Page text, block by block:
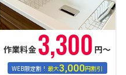
作業料金 3,300 円〜
WEB限定割！最大3,000円割引